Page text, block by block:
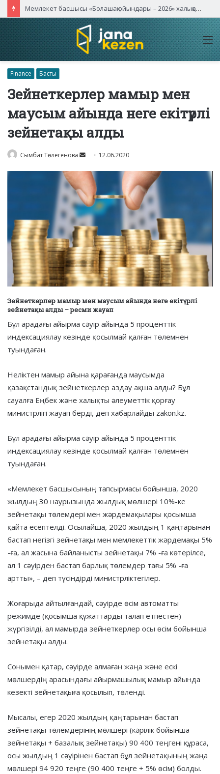
Мемлекет басшысы «Болашақ ойындары – 2026» халықаралық турнирінің ашылу салтанатына қатысты
Finance Басты
Зейнеткерлер мамыр мен
маусым айында неге екітүрлі
зейнетақы алды
Сымбат Төлегенова
Send
email
12.06.2020
Зейнеткерлер мамыр мен маусым айында неге екітүрлі
зейнетақы алды – ресми жауап
Бұл арадағы айырма сәуір айында 5 проценттік
индексациялау кезінде қосылмай қалған төлемнен
туындаған.
Неліктен мамыр айына қарағанда маусымда
қазақстандық зейнеткерлер аздау ақша алды? Бұл
сауалға Еңбек және халықты әлеуметтік қорғау
министрлігі жауап берді, деп хабарлайды zakon.kz.
Бұл арадағы айырма сәуір айында 5 проценттік
индексациялау кезінде қосылмай қалған төлемнен
туындаған.
«Мемлекет басшысының тапсырмасы бойынша, 2020
жылдың 30 наурызында жылдық мөлшері 10%-ке
зейнетақы төлемдері мен жәрдемақылары қосымша
қайта есептелді. Осылайша, 2020 жылдың 1 қаңтарынан
бастап негізгі зейнетақы мен мемлекеттік жәрдемақы 5%
-ға, ал жасына байланысты зейнетақы 7% -ға көтерілсе,
ал 1 сәуірден бастап барлық төлемдер тағы 5% -ға
артты», – деп түсіндірді министрліктегілер.
Жоғарыда айтылғандай, сәуірде өсім автоматты
режимде (қосымша құжаттарды талап етпестен)
жүргізілді, ал мамырда зейнеткерлер осы өсім бойынша
зейнетақы алды.
Сонымен қатар, сәуірде алмаған жаңа және ескі
мөлшердің арасындағы айырмашылық мамыр айында
кезекті зейнетақыға қосылып, төленді.
Мысалы, егер 2020 жылдың қаңтарынан бастап
зейнетақы төлемдерінің мөлшері (кәрілік бойынша
зейнетақы + базалық зейнетақы) 90 400 теңгені құраса,
осы жылдың 1 сәуірінен бастап бұл зейнетақының жаңа
мөлшері 94 920 теңге (90 400 теңге + 5% өсім) болды.